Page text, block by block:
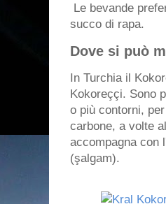
Le bevande
succo di rapa.
Dove si può
In Turchia il
Kokoreççi. Sono
o più contorni,
carbone, a volte
accompagna con
(şalgam).